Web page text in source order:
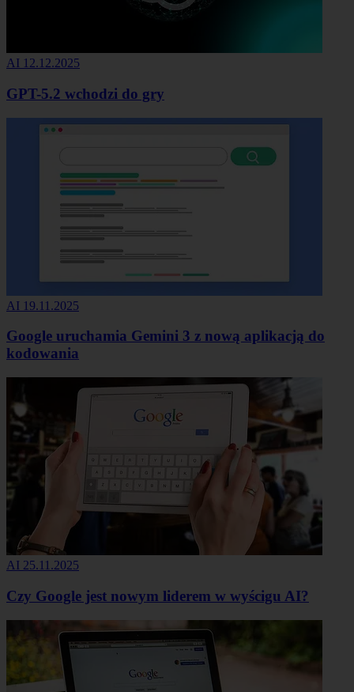
AI 12.12.2025
GPT-5.2 wchodzi do gry
AI 19.11.2025
Google uruchamia Gemini 3 z nową aplikacją do
kodowania
AI 25.11.2025
Czy Google jest nowym liderem w wyścigu AI?